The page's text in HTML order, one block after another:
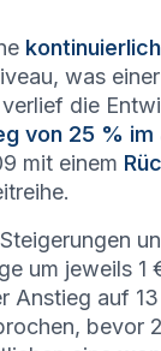
was einer
die
von 25 %
mit einem
um jeweils 1
Anstieg auf
bevor